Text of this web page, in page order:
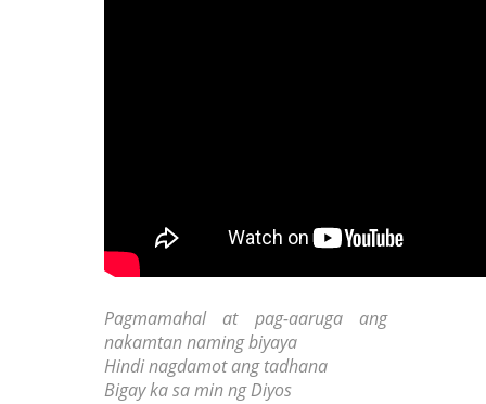
Pagmamahal at pag-aaruga ang
nakamtan naming biyaya
Hindi nagdamot ang tadhana
Bigay ka sa min ng Diyos